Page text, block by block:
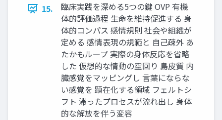
15.
臨床実践を深める5つの鍵 OVP 有機
体的評価過程 生命を維持促進する 身
体的コンパス 感情規則 社会や組織が
定める 感情表現の規範と 自己疎外 あ
たかもループ 実際の身体反応を省略
した 仮想的な情動の空回り 島皮質 内
臓感覚をマッピングし 言葉にならな
い感覚を 顕在化する領域 フェルトシ
フト 滞ったプロセスが流れ出し 身体
的な解放を伴う変容